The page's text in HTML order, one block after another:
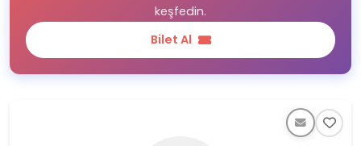
keşfedin.
Bilet Al